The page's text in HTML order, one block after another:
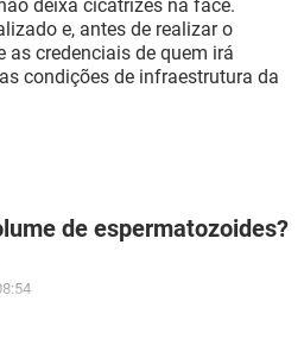
deixa cicatrizes na face.
e, antes de realizar o
as credenciais de quem irá
condições de infraestrutura da
de espermatozoides?